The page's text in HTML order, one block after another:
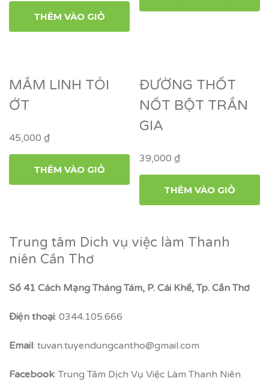
THÊM VÀO GIỎ
MẮM LINH TỎI
ỚT
45,000 ₫
THÊM VÀO GIỎ
ĐƯỜNG THỐT
NỐT BỘT TRẦN
GIA
39,000₫
THÊM VÀO GIỎ
Trung tâm Dich vụ việc làm Thanh
niên Cần Thơ
Số 41 Cách Mạng Tháng Tám, P. Cái Khế, Tp. Cần Thơ
Điện thoại: 0344.105.666
Email: tuvan.tuyendungcantho@gmail.com
Facebook: Trung Tâm Dịch Vụ Việc Làm Thanh Niên